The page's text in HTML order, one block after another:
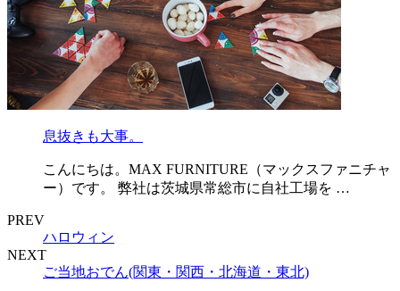
息抜きも大事。
こんにちは。MAX FURNITURE（マックスファニチャ
ー）です。 弊社は茨城県常総市に自社工場を …
PREV
ハロウィン
NEXT
ご当地おでん(関東・関西・北海道・東北)